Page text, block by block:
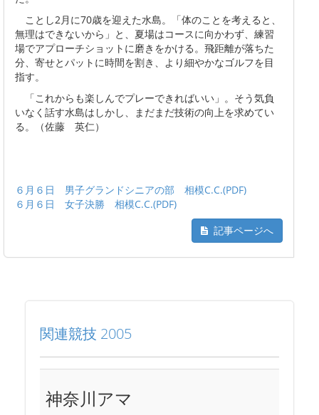
ことし2月に70歳を迎えた水島。「体のことを考えると、
無理はできないから」と、夏場はコースに向かわず、練習
場でアプローチショットに磨きをかける。飛距離が落ちた
分、寄せとパットに時間を割き、より細やかなゴルフを目
指す。
「これからも楽しんでプレーできればいい」。そう気負
いなく話す水島はしかし、まだまだ技術の向上を求めてい
る。（佐藤 英仁）
６月６日 男子グランドシニアの部 相模C.C.(PDF)
６月６日 女子決勝 相模C.C.(PDF)
記事ページへ
関連競技 2005
神奈川アマ